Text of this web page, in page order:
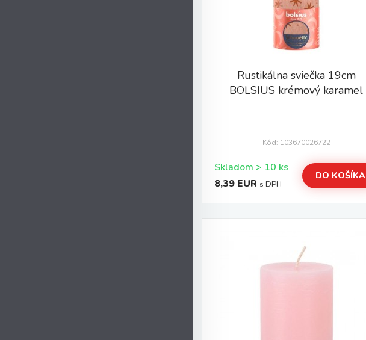
Rustikálna sviečka 19cm
BOLSIUS krémový karamel
Kód: 103670026722
Skladom > 10 ks
8,39 EUR s DPH
DO KOŠÍKA